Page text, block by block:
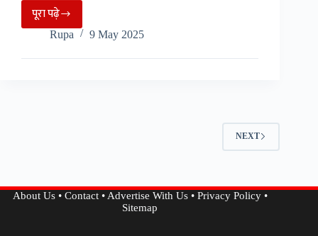
पूरा पढ़ेभारत-
पाक
टेंशन
ने
Rupa 9 May 2025
NEXT
About Us• Contact• Advertise With Us• Privacy Policy•
Sitemap